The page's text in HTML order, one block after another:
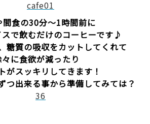
間食の30分～1時間前に
で飲むだけのコーヒーです♪
糖質の吸収をカットしてくれて
に食欲が減ったり
がスッキリしてきます！
つ出来る事から準備してみては？